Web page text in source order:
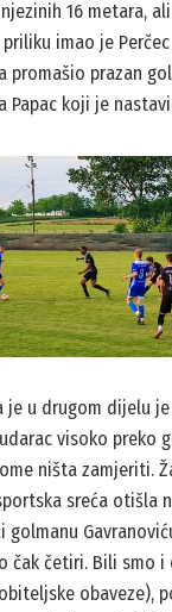
16 metara,
imao je
promašio prazan
Papac koji je
je u drugom dijelu
visoko preko
ništa zamjeriti.
sreća otišla
golmanu
čak četiri. Bili smo i
obaveze),